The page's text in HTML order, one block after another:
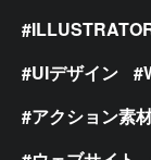
UIデザイン
アクション素